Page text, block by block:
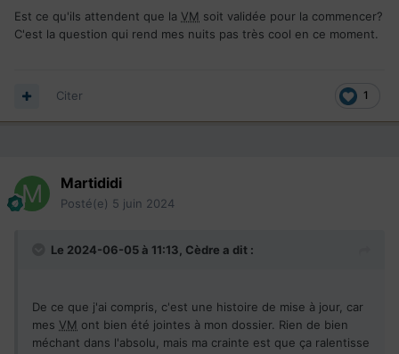
Est ce qu'ils attendent que la VM soit validée pour la commencer?
C'est la question qui rend mes nuits pas très cool en ce moment.
1
Citer
Martididi
Posté(e) 5 juin 2024
Le 2024-06-05 à 11:13, Cèdre a dit :
De ce que j'ai compris, c'est une histoire de mise à jour, car
mes VM ont bien été jointes à mon dossier. Rien de bien
méchant dans l'absolu, mais ma crainte est que ça ralentisse